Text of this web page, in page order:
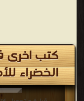
كتب اخرى
الخضراء